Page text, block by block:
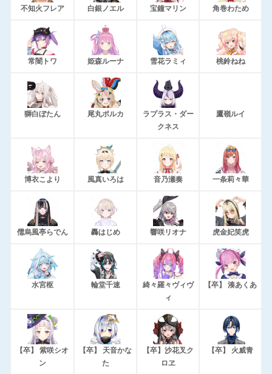
不知火フレア 白銀ノエル 宝鐘マリン 角巻わため
常闇トワ 姫森ルーナ 雪花ラミィ 桃鈴ねね
獅白ぼたん 尾丸ポルカ
ラプラス・ダー
クネス
鷹嶺ルイ
博衣こより 風真いろは 音乃瀬奏 一条莉々華
儒烏風亭らでん 轟はじめ 響咲リオナ 虎金妃笑虎
水宮枢 輪堂千速
綺々羅々ヴィヴ
ィ
【卒】 湊あくあ
【卒】 紫咲シオ
ン
【卒】 天音かな
た
【卒】沙花叉ク
ロヱ
【卒】 火威青